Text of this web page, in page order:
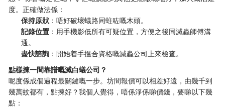
度。正確做法係：
保持原狀 ：唔好破壞蟻路同蛀咗嘅木頭。
記錄位置 ：用手機影低所有可疑位置，方便之後同滅蟲師傅溝
通。
盡快諮詢 ：開始着手揾合資格嘅滅蟲公司上來檢查。
點樣揀一間靠譜嘅滅白蟻公司？
呢度係成個過程最關鍵嘅一步。坊間報價可以相差好遠，由幾千到
幾萬蚊都有，點揀好？我個人覺得，唔係淨係睇價錢，要睇以下幾
點：